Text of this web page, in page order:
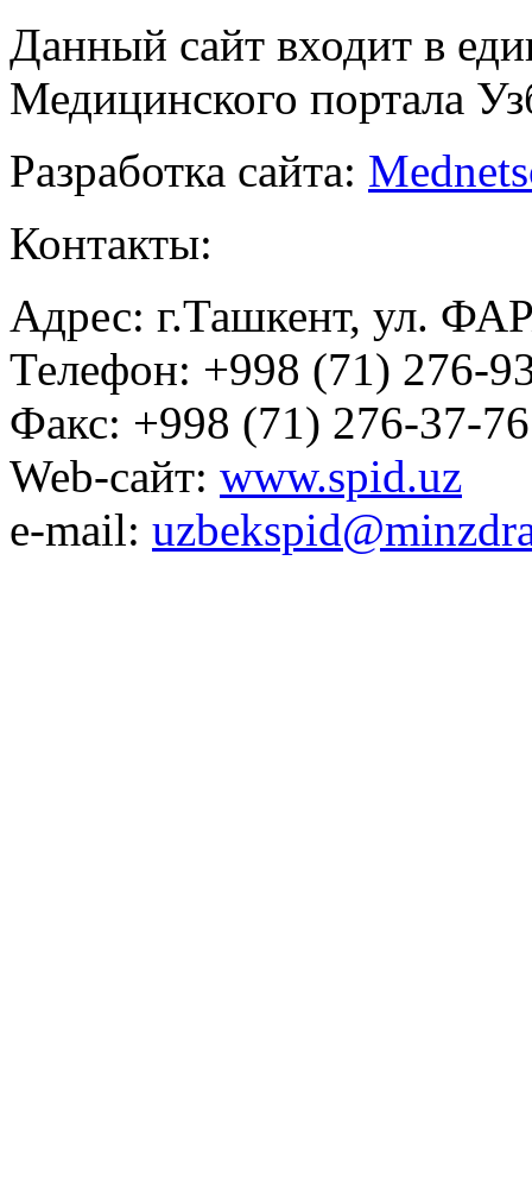
Данный сайт входит в
Медицинского портала
Разработка сайта:
Контакты:
Адрес: г.Ташкент, ул.
Телефон: +998 (71) 276-
Факс: +998 (71) 276-37-76
Web-сайт: www.spid.uz
e-mail: